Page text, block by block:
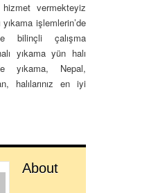
hizmet vermekteyiz
işlemlerin’de
bilinçli çalışma
yıkama yün halı
yıkama, Nepal,
halılarınız en iyi
About